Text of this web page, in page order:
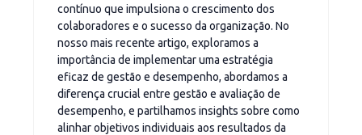
contínuo que impulsiona o crescimento dos
colaboradores e o sucesso da organização. No
nosso mais recente artigo, exploramos a
importância de implementar uma estratégia
eficaz de gestão e desempenho, abordamos a
diferença crucial entre gestão e avaliação de
desempenho, e partilhamos insights sobre como
alinhar objetivos individuais aos resultados da